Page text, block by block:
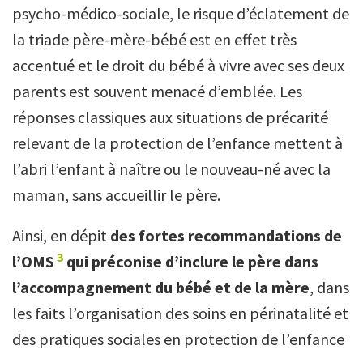
psycho-médico-sociale, le risque d’éclatement de
la triade père-mère-bébé est en effet très
accentué et le droit du bébé à vivre avec ses deux
parents est souvent menacé d’emblée. Les
réponses classiques aux situations de précarité
relevant de la protection de l’enfance mettent à
l’abri l’enfant à naître ou le nouveau-né avec la
maman, sans accueillir le père.
Ainsi, en dépit des fortes recommandations de
l’OMS 3 qui préconise d’inclure le père dans
l’accompagnement du bébé et de la mère, dans
les faits l’organisation des soins en périnatalité et
des pratiques sociales en protection de l’enfance